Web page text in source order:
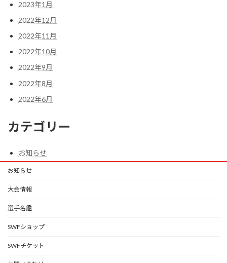
2023年1月
2022年12月
2022年11月
2022年10月
2022年9月
2022年8月
2022年6月
カテゴリー
お知らせ
お知らせ
大会情報
選手名鑑
SWFショップ
SWFチケット